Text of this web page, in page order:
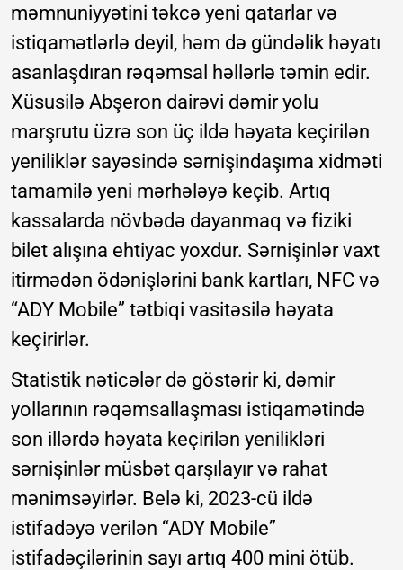
məmnuniyyətini təkcə yeni qatarlar və
istiqamətlərlə deyil, həm də gündəlik həyatı
asanlaşdıran rəqəmsal həllərlə təmin edir.
Xüsusilə Abşeron dairəvi dəmir yolu
marşrutu üzrə son üç ildə həyata keçirilən
yeniliklər sayəsində sərnişindaşıma xidməti
tamamilə yeni mərhələyə keçib. Artıq
kassalarda növbədə dayanmaq və fiziki
bilet alışına ehtiyac yoxdur. Sərnişinlər vaxt
itirmədən ödənişlərini bank kartları, NFC və
“ADY Mobile” tətbiqi vasitəsilə həyata
keçirirlər.
Statistik nəticələr də göstərir ki, dəmir
yollarının rəqəmsallaşması istiqamətində
son illərdə həyata keçirilən yenilikləri
sərnişinlər müsbət qarşılayır və rahat
mənimsəyirlər. Belə ki, 2023-cü ildə
istifadəyə verilən “ADY Mobile”
istifadəçilərinin sayı artıq 400 mini ötüb.